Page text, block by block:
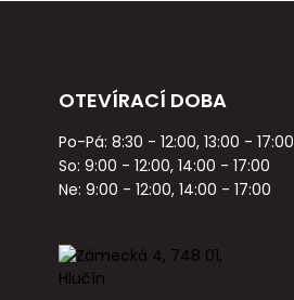
OTEVÍRACÍ DOBA
Po-Pá: 8:30 - 12:00, 13:00 - 17:00
So: 9:00 - 12:00, 14:00 - 17:00
Ne: 9:00 - 12:00, 14:00 - 17:00